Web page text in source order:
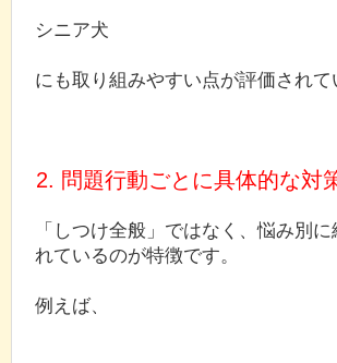
シニア犬
にも取り組みやすい点が評価されて
2. 問題行動ごとに具体的な対
「しつけ全般」ではなく、悩み別
れているのが特徴です。
例えば、